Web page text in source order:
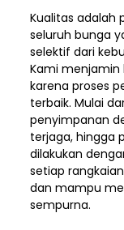
Kualitas adalah
seluruh bunga
selektif dari
Kami menjamin
karena proses
terbaik. Mulai
penyimpanan
terjaga, hingga
dilakukan
setiap
dan mampu
sempurna.